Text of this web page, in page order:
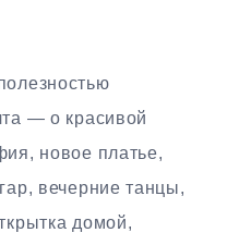
— о красивой
новое платье,
вечерние танцы,
домой,